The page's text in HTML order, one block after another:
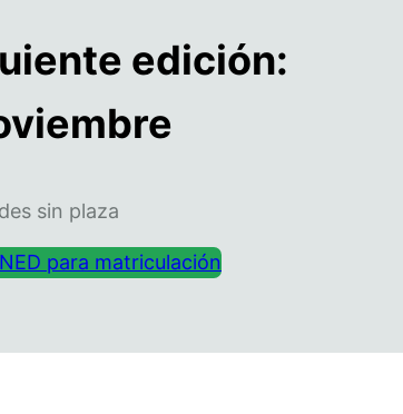
edición:
sin plaza
para matriculación